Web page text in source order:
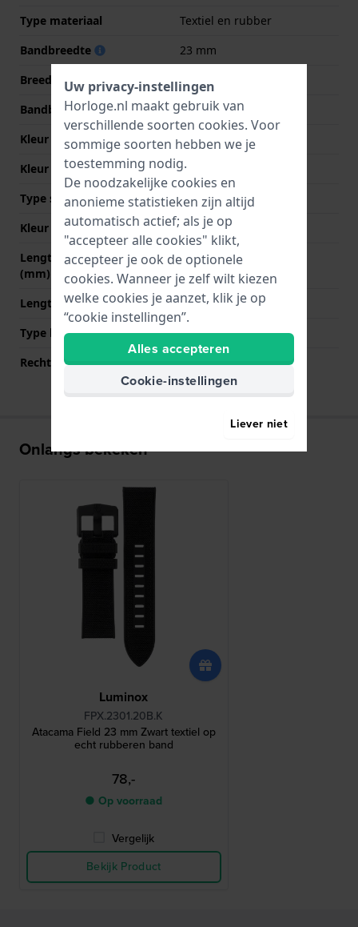
Type materiaal
Textiel en rubber
Bandbreedte
23 mm
Breedte bandaanzet
23 mm
Bandbreedte bij sluiting
22 mm
Kleur Band
Zwart
Kleur stiksel
Zwart
Type sluiting
Gesp
Kleur sluiting
Zwart
Lengte band op 12 uur
(mm)
75 mm
Lengte band op 6 uur (mm) 125 mm
Type bevestiging
Bandpennen
Rechte bandaanzet
Ja
Onlangs bekeken
Luminox
FPX.2301.20B.K
Atacama Field 23 mm Zwart textiel op
echt rubberen band
78,-
● Op voorraad
Vergelijk
Bekijk Product
Uw privacy-instellingen
Horloge.nl maakt gebruik van
verschillende soorten cookies. Voor
sommige soorten hebben we je
toestemming nodig.
De noodzakelijke cookies en
anonieme statistieken zijn altijd
automatisch actief; als je op
"accepteer alle cookies" klikt,
accepteer je ook de optionele
cookies. Wanneer je zelf wilt kiezen
welke cookies je aanzet, klik je op
“cookie instellingen”.
Alles accepteren
Cookie-instellingen
Liever niet